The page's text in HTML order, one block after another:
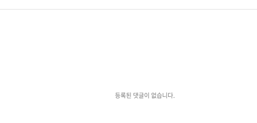
등록된 댓글이 없습니다.